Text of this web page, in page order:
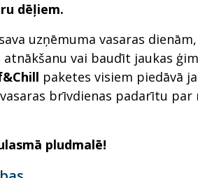
dēļiem.
uzņēmuma vasaras
vai baudīt jaukas
paketes visiem piedāvā
brīvdienas padarītu par
pludmalē!